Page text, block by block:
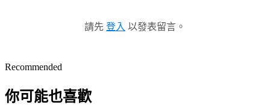
請先 登入 以發表留言。
Recommended
你可能也喜歡